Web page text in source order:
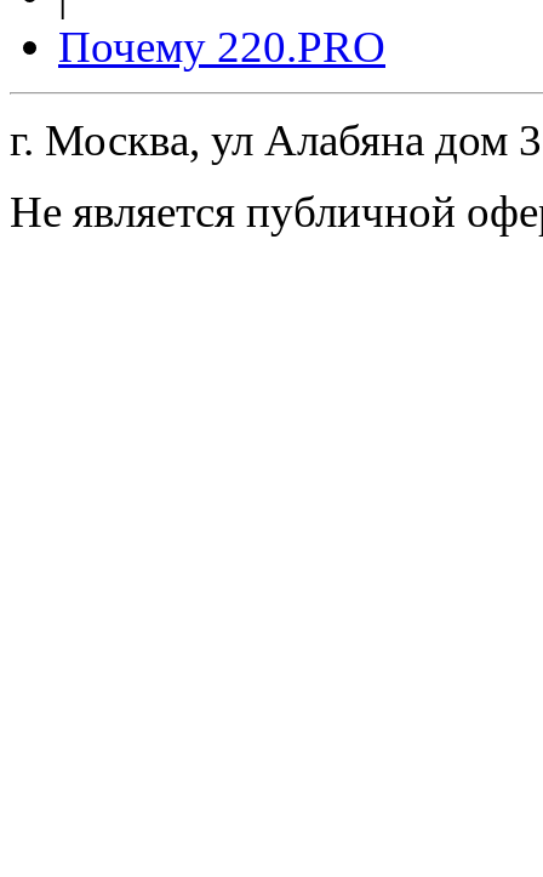
Почему 220.PRO
г. Москва, ул Алабяна дом
Не является публичной